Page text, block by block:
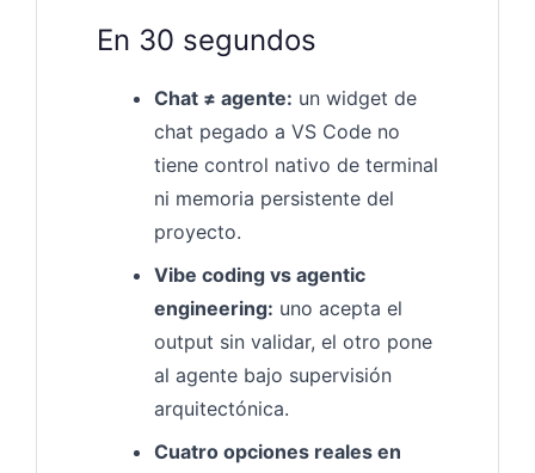
En 30 segundos
Chat ≠ agente: un widget de
chat pegado a VS Code no
tiene control nativo de terminal
ni memoria persistente del
proyecto.
Vibe coding vs agentic
engineering: uno acepta el
output sin validar, el otro pone
al agente bajo supervisión
arquitectónica.
Cuatro opciones reales en